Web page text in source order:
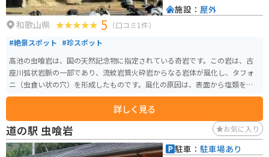
和歌山県 5 （口コミ1件）
#絶景スポット #珍スポット
高池の虫喰岩は、国の天然記念物に指定されている奇岩です。この岩は、古
座川弧状岩脈の一部であり、流紋岩質火砕岩からなる岩体が風化し、タフォ
ニ（虫食い状の穴）を形成したものです。風化の原因は、表面から塩類を含
む水が蒸発する過程で、石膏などの微結晶が形成されることによります。 高
池の虫喰岩は、その独特の風貌から「虫に喰われたような穴が無数に刻まれ
た大岩」と形容され、風雨に侵食された岩全体に無数の穴が刻まれていま
す。この地形は、南紀熊野のジオパークにも認定されており、自然の造形美
として注目されています。高さ20mの岩壁で大小さまざまな穴が開いていま
詳しく見る
施設： 屋外
道の駅 虫喰岩 お気に入り
駐車： 駐車場あり